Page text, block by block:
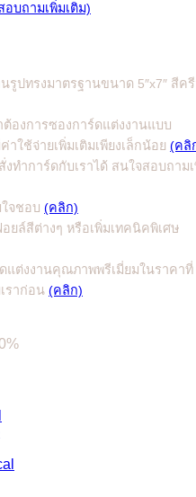
อบถามเพิ่มเติม)
รูปทรงมาตรฐานขนาด 5″x7″ สีค
องการซองการ์ดแต่งงานแบบ
าใช้จ่ายเพิ่มเติมเพียงเล็กน้อย (คลิ
ทำการ์ดกับเราได้ สนใจสอบถาม
จชอบ (คลิก)
ยล์สีต่างๆ หรือเพิ่มเทคนิคพิเศษ
แต่งงานคุณภาพพรีเมี่ยมในราคาที่
ราก่อน (คลิก)